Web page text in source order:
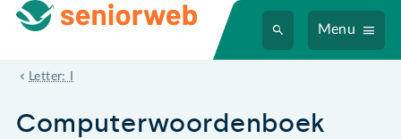
Menu
Letter: I
Illustrator
Computer­woordenboek